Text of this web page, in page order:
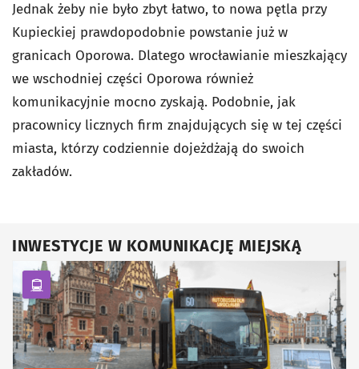
Jednak żeby nie było zbyt łatwo, to nowa pętla przy
Kupieckiej prawdopodobnie powstanie już w
granicach Oporowa. Dlatego wrocławianie mieszkający
we wschodniej części Oporowa również
komunikacyjnie mocno zyskają. Podobnie, jak
pracownicy licznych firm znajdujących się w tej części
miasta, którzy codziennie dojeżdżają do swoich
zakładów.
INWESTYCJE W KOMUNIKACJĘ MIEJSKĄ
kategoria Komunikacja zbiorowa